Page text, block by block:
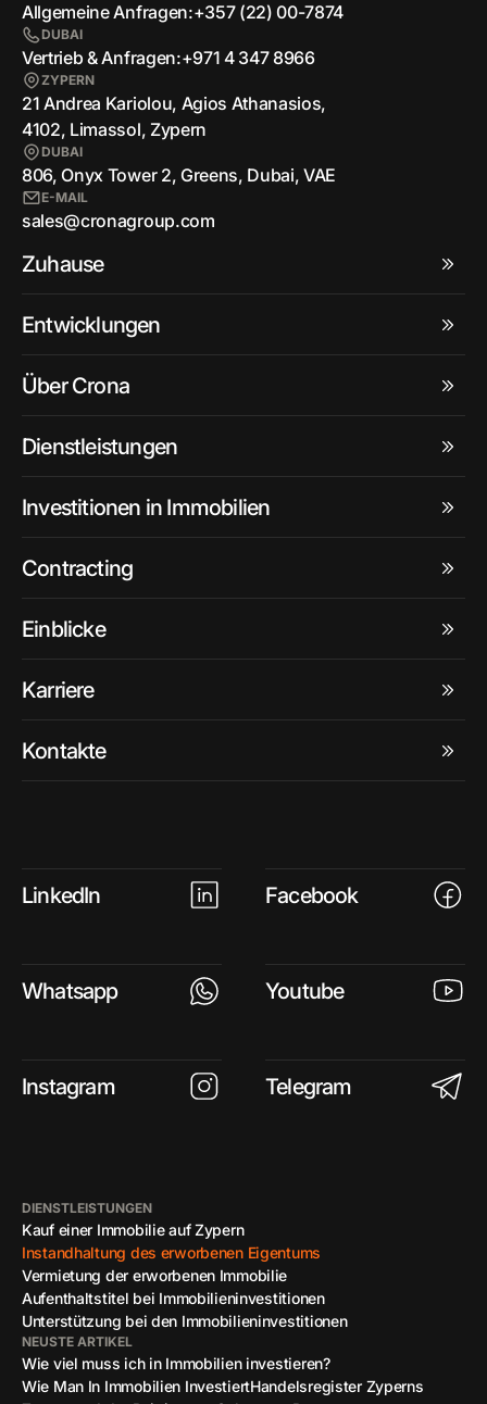
Allgemeine Anfragen:+357 (22) 00-7874
DUBAI
Vertrieb & Anfragen:+971 4 347 8966
ZYPERN
21 Andrea Kariolou, Agios Athanasios,
4102, Limassol, Zypern
DUBAI
806, Onyx Tower 2, Greens, Dubai, VAE
E-MAIL
sales@cronagroup.com
Zuhause
Entwicklungen
Über Crona
Dienstleistungen
Investitionen in Immobilien
Contracting
Einblicke
Karriere
Kontakte
LinkedIn Facebook
Whatsapp Youtube
Instagram Telegram
DIENSTLEISTUNGEN
Kauf einer Immobilie auf Zypern
Instandhaltung des erworbenen Eigentums
Vermietung der erworbenen Immobilie
Aufenthaltstitel bei Immobilieninvestitionen
Unterstützung bei den Immobilieninvestitionen
NEUSTE ARTIKEL
Wie viel muss ich in Immobilien investieren?
Wie Man In Immobilien InvestiertHandelsregister Zyperns